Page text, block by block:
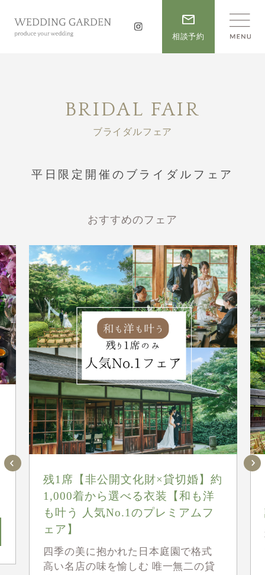
相談予約
BRIDAL FAIR
ブライダルフェア
平日限定開催のブライダルフェア
おすすめのフェア
残1席【非公開文化財×貸切婚】約
1,000着から選べる衣装【和も洋
も叶う 人気No.1のプレミアムフ
ェア】
四季の美に抱かれた日本庭園で格式
高い名店の味を愉しむ 唯一無二の貸